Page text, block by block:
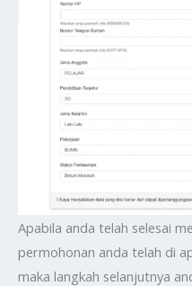
Apabila anda telah selesai
permohonan anda telah di
maka langkah selanjutnya